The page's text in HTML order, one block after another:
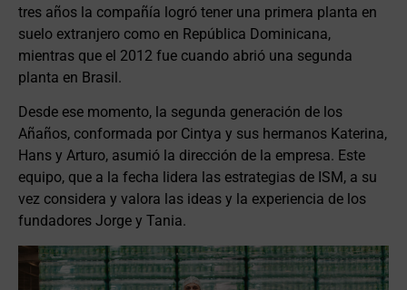
tres años la compañía logró tener una primera planta en
suelo extranjero como en República Dominicana,
mientras que el 2012 fue cuando abrió una segunda
planta en Brasil.
Desde ese momento, la segunda generación de los
Añaños, conformada por Cintya y sus hermanos Katerina,
Hans y Arturo, asumió la dirección de la empresa. Este
equipo, que a la fecha lidera las estrategias de ISM, a su
vez considera y valora las ideas y la experiencia de los
fundadores Jorge y Tania.